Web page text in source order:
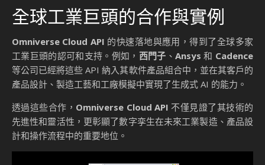
全球工業巨頭的合作與實例
Omniverse Cloud API 的快速落地與應用，得到了全球多家
工業巨頭的認可和支持。例如， 西門子 、Ansys 和 Cadence
等公司已經將這些 API 納入其軟件產品組合中，並在其客戶的
產品設計、製造工藝和工廠模擬中實現了生成式 AI 的能力。
透過這些合作， Omniverse Cloud API 不僅見證了其技術的
先進性和靈活性，更彰顯了數字孪生在未來工業製造、產品設
計和操作流程中的重要地位。